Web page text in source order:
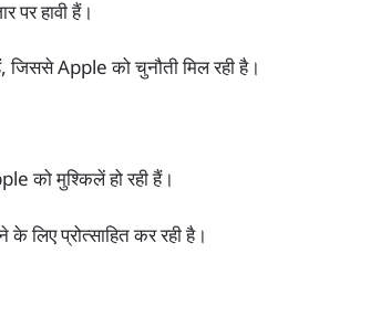
हावी हैं।
Apple को चुनौती मिल रही है।
को मुश्किलें हो रही हैं।
लिए प्रोत्साहित कर रही है।